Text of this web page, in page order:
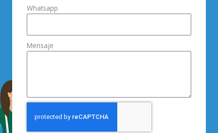
Whatsapp
Mensaje